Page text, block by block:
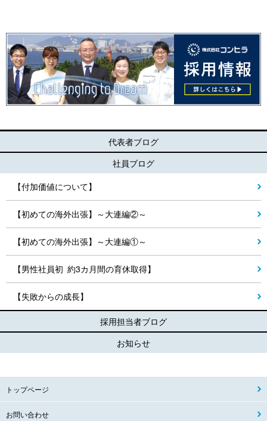
代表者ブログ
社員ブログ
【付加価値について】
【初めての海外出張】～大連編②～
【初めての海外出張】～大連編①～
【男性社員初 約3カ月間の育休取得】
【失敗からの成長】
採用担当者ブログ
お知らせ
トップページ
お問い合わせ